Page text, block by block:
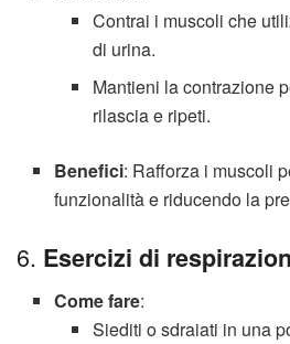
Contrai i muscoli che
di urina.
Mantieni la contrazione
rilascia e ripeti.
Benefici: Rafforza i muscoli
funzionalità e riducendo la
6. Esercizi di
Come fare:
Siediti o sdraiati in una